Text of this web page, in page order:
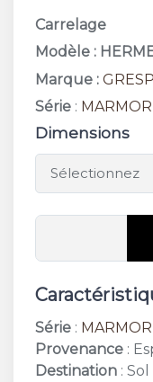
Carrelage
Modèle :
Marque :
Série :
Dimensions
Série :
Provenance :
Destination : Sol